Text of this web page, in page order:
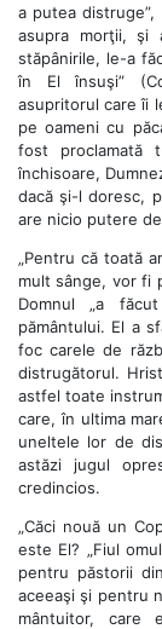
a putea
asupra morţii, şi
stăpânirile, le-a
în El însuşi”
asupritorul care îi
pe oameni cu
fost proclamată
închisoare,
dacă şi-l doresc,
are nicio putere
„Pentru că toată
mult sânge, vor fi
Domnul „a
pământului. El a
foc carele de
distrugătorul.
astfel toate
care, în ultima
uneltele lor de
astăzi jugul
credincios.
„Căci nouă un
este El? „Fiul
pentru păstorii
aceeaşi şi pentru
mântuitor, care